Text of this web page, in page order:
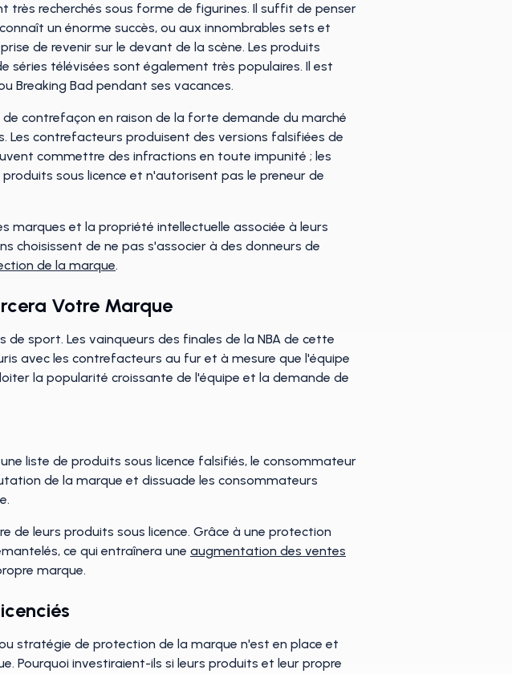
très recherchés sous forme de figurines. Il suffit de penser
un énorme succès, ou aux innombrables sets et
de revenir sur le devant de la scène. Les produits
télévisées sont également très populaires. Il est
Breaking Bad pendant ses vacances.
contrefaçon en raison de la forte demande du marché
Les contrefacteurs produisent des versions falsifiées de
commettre des infractions en toute impunité ; les
sous licence et n'autorisent pas le preneur de
marques et la propriété intellectuelle associée à leurs
choisissent de ne pas s'associer à des donneurs de
de la marque.
Votre Marque
sport. Les vainqueurs des finales de la NBA de cette
avec les contrefacteurs au fur et à mesure que l'équipe
la popularité croissante de l'équipe et la demande de
liste de produits sous licence falsifiés, le consommateur
de la marque et dissuade les consommateurs
de leurs produits sous licence. Grâce à une protection
ce qui entraînera une augmentation des ventes
marque.
stratégie de protection de la marque n'est en place et
Pourquoi investiraient-ils si leurs produits et leur propre